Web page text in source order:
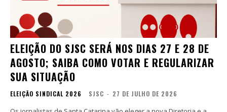
ELEIÇÃO DO SJSC SERÁ NOS DIAS 27 E 28 DE
AGOSTO; SAIBA COMO VOTAR E REGULARIZAR
SUA SITUAÇÃO
ELEIÇÃO SINDICAL 2026 SJSC - 27 DE JULHO DE 2026